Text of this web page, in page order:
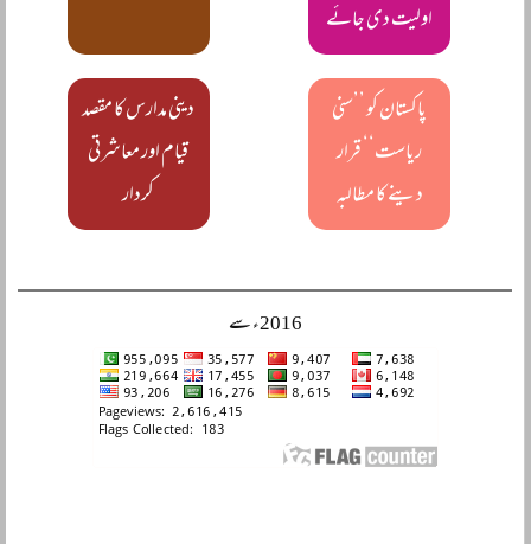
اولیت دی جائے
پاکستان کو ’’سنی
ریاست‘‘ قرار
دینے کا مطالبہ
دینی مدارس کا مقصد
قیام اور معاشرتی
کردار
2016ء سے